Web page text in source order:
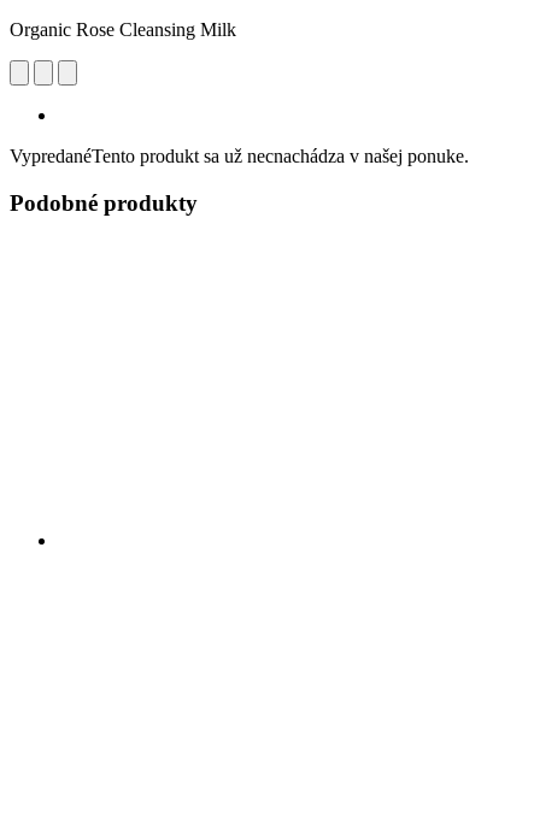
Organic Rose Cleansing Milk
VypredanéTento produkt sa už necnachádza v našej ponuke.
Podobné produkty